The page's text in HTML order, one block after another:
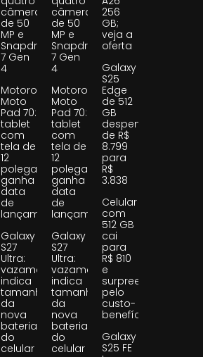
câmeras
de 50
MP e
Snapdragon
7 Gen
4
Motorola
Moto
Pad 70:
tablet
com
tela de
12
polegadas
ganha
data
de
lançamento
Galaxy
S27
Ultra:
vazamento
indica
tamanho
da
nova
bateria
do
celular
câmeras
de 50
MP e
Snapdragon
7 Gen
4
Motorola
Moto
Pad 70:
tablet
com
tela de
12
polegadas
ganha
data
de
lançamento
Galaxy
S27
Ultra:
vazamento
indica
tamanho
da
nova
bateria
do
celular
256
GB;
veja a
oferta
Galaxy
S25
Edge
de 512
GB
despenca
de R$
8.799
para
R$
3.838
Celular
com
512 GB
cai
para
R$ 810
e
surpreende
pelo
custo-
benefício
Galaxy
S25 FE